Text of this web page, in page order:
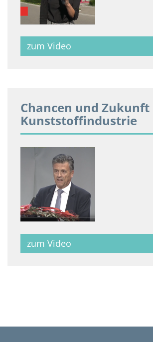
zum Video
Chancen und Zukunft
Kunststoffindustrie
zum Video